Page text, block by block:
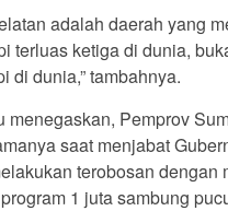
adalah daerah yang
terluas ketiga di dunia,
di dunia,” tambahnya.
menegaskan, Pemprov
saat menjabat
terobosan dengan
1 juta sambung